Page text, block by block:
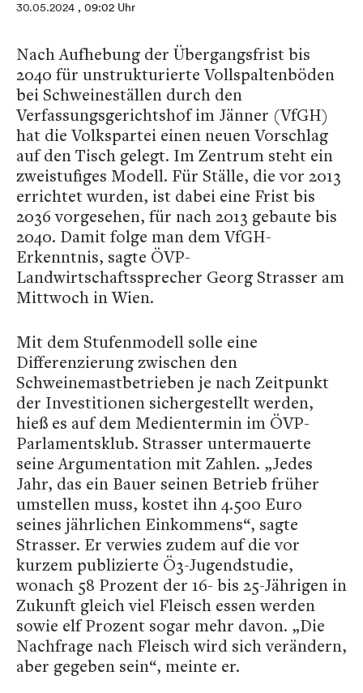
30.05.2024 , 09:02 Uhr
Nach Aufhebung der Übergangsfrist bis
2040 für unstrukturierte Vollspaltenböden
bei Schweineställen durch den
Verfassungsgerichtshof im Jänner (VfGH)
hat die Volkspartei einen neuen Vorschlag
auf den Tisch gelegt. Im Zentrum steht ein
zweistufiges Modell. Für Ställe, die vor 2013
errichtet wurden, ist dabei eine Frist bis
2036 vorgesehen, für nach 2013 gebaute bis
2040. Damit folge man dem VfGH-
Erkenntnis, sagte ÖVP-
Landwirtschaftssprecher Georg Strasser am
Mittwoch in Wien.
Mit dem Stufenmodell solle eine
Differenzierung zwischen den
Schweinemastbetrieben je nach Zeitpunkt
der Investitionen sichergestellt werden,
hieß es auf dem Medientermin im ÖVP-
Parlamentsklub. Strasser untermauerte
seine Argumentation mit Zahlen. „Jedes
Jahr, das ein Bauer seinen Betrieb früher
umstellen muss, kostet ihn 4.500 Euro
seines jährlichen Einkommens“, sagte
Strasser. Er verwies zudem auf die vor
kurzem publizierte Ö3-Jugendstudie,
wonach 58 Prozent der 16- bis 25-Jährigen in
Zukunft gleich viel Fleisch essen werden
sowie elf Prozent sogar mehr davon. „Die
Nachfrage nach Fleisch wird sich verändern,
aber gegeben sein“, meinte er.